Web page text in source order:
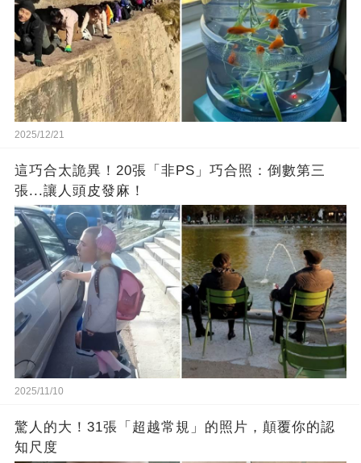
2025/12/21
這巧合太詭異！20張「非PS」巧合照：倒數第三
張...讓人頭皮發麻！
2025/11/10
驚人的大！31張「超越常規」的照片，顛覆你的認
知尺度